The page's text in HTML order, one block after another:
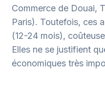
Commerce de Douai,
Paris). Toutefois, ces
(12-24 mois),
Elles ne se justifient
économiques très